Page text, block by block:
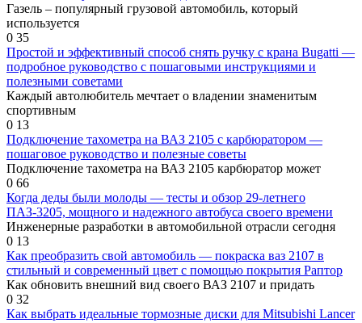
Газель – популярный грузовой автомобиль, который
используется
0 35
Простой и эффективный способ снять ручку с крана Bugatti —
подробное руководство с пошаговыми инструкциями и
полезными советами
Каждый автолюбитель мечтает о владении знаменитым
спортивным
0 13
Подключение тахометра на ВАЗ 2105 с карбюратором —
пошаговое руководство и полезные советы
Подключение тахометра на ВАЗ 2105 карбюратор может
0 66
Когда деды были молоды — тесты и обзор 29-летнего
ПАЗ-3205, мощного и надежного автобуса своего времени
Инженерные разработки в автомобильной отрасли сегодня
0 13
Как преобразить свой автомобиль — покраска ваз 2107 в
стильный и современный цвет с помощью покрытия Раптор
Как обновить внешний вид своего ВАЗ 2107 и придать
0 32
Как выбрать идеальные тормозные диски для Mitsubishi Lancer